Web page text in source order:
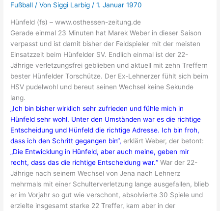
Fußball / Von Siggi Larbig /1. Januar 1970
Hünfeld (fs) – www.osthessen-zeitung.de
Gerade einmal 23 Minuten hat Marek Weber in dieser Saison
verpasst und ist damit bisher der Feldspieler mit der meisten
Einsatzzeit beim Hünfelder SV. Endlich einmal ist der 22-
Jährige verletzungsfrei geblieben und aktuell mit zehn Treffern
bester Hünfelder Torschütze. Der Ex-Lehnerzer fühlt sich beim
HSV pudelwohl und bereut seinen Wechsel keine Sekunde
lang.
„Ich bin bisher wirklich sehr zufrieden und fühle mich in
Hünfeld sehr wohl. Unter den Umständen war es die richtige
Entscheidung und Hünfeld die richtige Adresse. Ich bin froh,
dass ich den Schritt gegangen bin“, erklärt Weber, der betont:
„Die Entwicklung in Hünfeld, aber auch meine, geben mir
recht, dass das die richtige Entscheidung war.“ War der 22-
Jährige nach seinem Wechsel von Jena nach Lehnerz
mehrmals mit einer Schulterverletzung lange ausgefallen, blieb
er im Vorjahr so gut wie verschont, absolvierte 30 Spiele und
erzielte insgesamt starke 22 Treffer, kam aber in der